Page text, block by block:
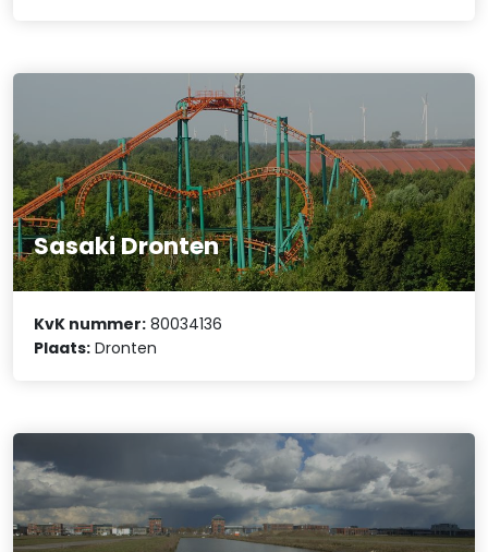
Sasaki Dronten
KvK nummer: 80034136
Plaats: Dronten